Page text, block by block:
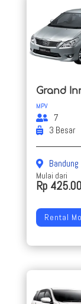
Grand
MPV
7
3 Besar
Bandung
Mulai dari
Rp
Rental